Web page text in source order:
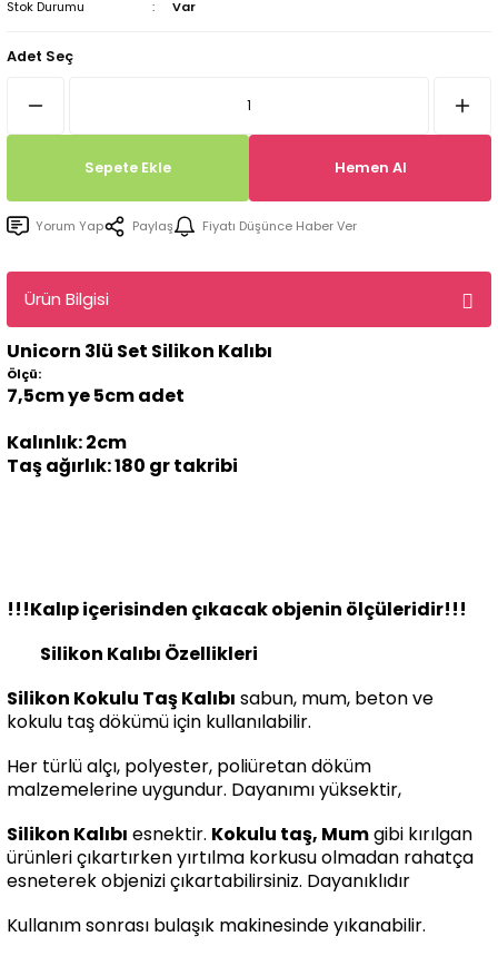
Tütsülük Silikonkalıpları
Stok Durumu
Var
Adet Seç
Sepete Ekle Hemen Al
Yorum Yap Paylaş Fiyatı Düşünce Haber Ver
Ürün Bilgisi
Unicorn 3lü Set Silikon Kalıbı
Ölçü:
7,5cm ye 5cm adet
Kalınlık: 2cm
Taş ağırlık: 180 gr takribi
!!!Kalıp içerisinden çıkacak objenin ölçüleridir!!!
Silikon Kalıbı Özellikleri
Silikon Kokulu Taş Kalıbı sabun, mum, beton ve
kokulu taş dökümü için kullanılabilir.
Her türlü alçı, polyester, poliüretan döküm
malzemelerine uygundur. Dayanımı yüksektir,
Silikon Kalıbı esnektir. Kokulu taş, Mumgibi kırılgan
ürünleri çıkartırken yırtılma korkusu olmadan rahatça
esneterek objenizi çıkartabilirsiniz. Dayanıklıdır
Kullanım sonrası bulaşık makinesinde yıkanabilir.